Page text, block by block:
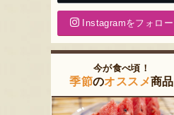
Instagramをフォロー
今が食べ頃！
季節のオススメ商品